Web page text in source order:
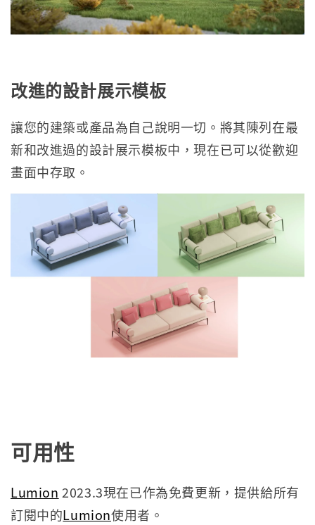
改進的設計展示模板
讓您的建築或產品為自己說明一切。將其陳列在最
新和改進過的設計展示模板中，現在已可以從歡迎
畫面中存取。
可用性
Lumion 2023.3現在已作為免費更新，提供給所有
訂閱中的Lumion使用者。